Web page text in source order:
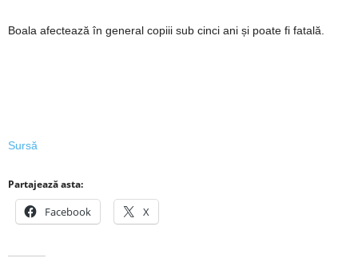
Boala afectează în general copiii sub cinci ani și poate fi fatală.
Sursă
Partajează asta:
Facebook X